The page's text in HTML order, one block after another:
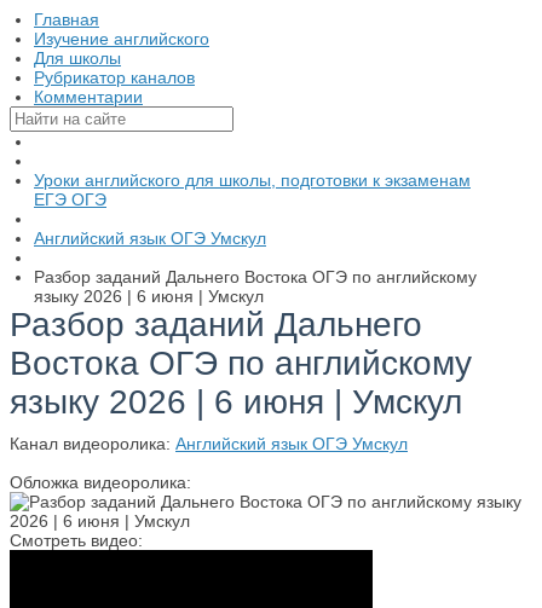
Главная
Изучение английского
Для школы
Рубрикатор каналов
Комментарии
Уроки английского для школы, подготовки к экзаменам
ЕГЭ ОГЭ
Английский язык ОГЭ Умскул
Разбор заданий Дальнего Востока ОГЭ по английскому
языку 2026 | 6 июня | Умскул
Разбор заданий Дальнего
Востока ОГЭ по английскому
языку 2026 | 6 июня | Умскул
Канал видеоролика: Английский язык ОГЭ Умскул
Обложка видеоролика:
Смотреть видео: